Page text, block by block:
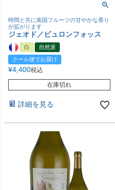
時間と共に南国フルーツの甘やかな香り
が拡がります
ジェオド／ビュロンフォッス
白
自然派
クール便でお届け
¥4,400税込
在庫切れ
詳細を見る